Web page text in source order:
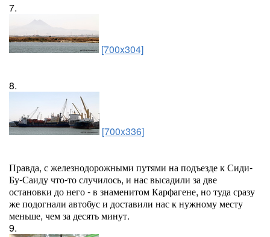
7.
[700x304]
8.
[700x336]
Правда, с железнодорожными путями на подъезде к Сиди-
Бу-Саиду что-то случилось, и нас высадили за две
остановки до него - в знаменитом Карфагене, но туда сразу
же подогнали автобус и доставили нас к нужному месту
меньше, чем за десять минут.
9.